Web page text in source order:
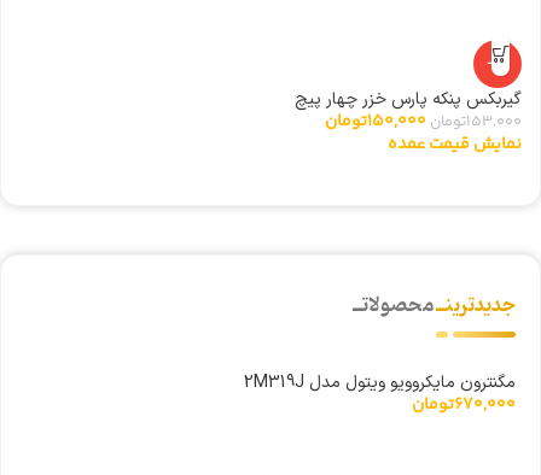
-2%
گیربکس پنکه پارس خزر چهار پیچ
153,000تومان 150,000تومان
نمایش قیمت عمده
جدیدترینــمحصولاتــ
مگنترون مایکروویو ویتول مدل 2M319J
670,000تومان